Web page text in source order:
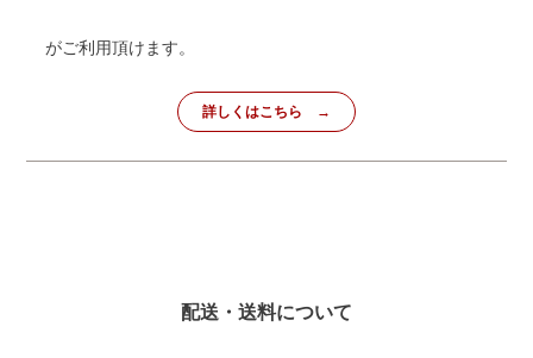
がご利用頂けます。
詳しくはこちら
配送・送料について